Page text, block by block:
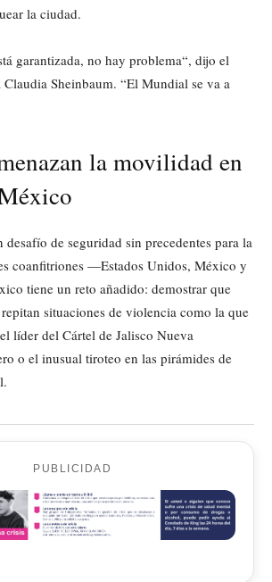
la ciudad.
garantizada, no hay problema“, dijo el
Claudia Sheinbaum. “El Mundial se va a
la movilidad en
desafío de seguridad sin precedentes para la
coanfitriones —Estados Unidos, México y
tiene un reto añadido: demostrar que
situaciones de violencia como la que
líder del Cártel de Jalisco Nueva
o el inusual tiroteo en las pirámides de
PUBLICIDAD